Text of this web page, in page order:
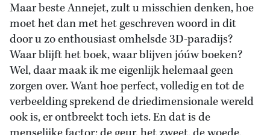
Maar beste Annejet, zult u misschien denken, hoe
moet het dan met het geschreven woord in dit
door u zo enthousiast omhelsde 3D-paradijs?
Waar blijft het boek, waar blijven jóúw boeken?
Wel, daar maak ik me eigenlijk helemaal geen
zorgen over. Want hoe perfect, volledig en tot de
verbeelding sprekend de driedimensionale wereld
ook is, er ontbreekt toch iets. En dat is de